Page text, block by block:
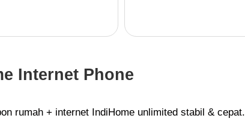
Internet Phone
rumah + internet IndiHome unlimited stabil & cepat.